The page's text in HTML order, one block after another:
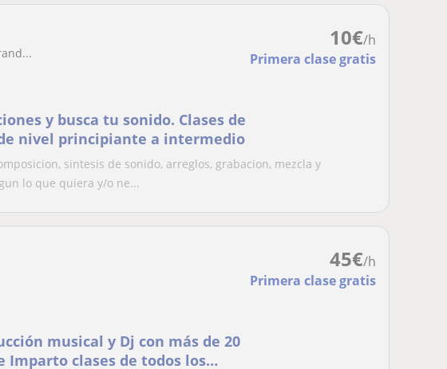
10€/h
Primera clase gratis
y busca tu sonido. Clases de
nivel principiante a intermedio
sintesis de sonido, arreglos, grabacion, mezcla y
lo que quiera y/o ne...
45€/h
Primera clase gratis
musical y Dj con más de 20
Imparto clases de todos los